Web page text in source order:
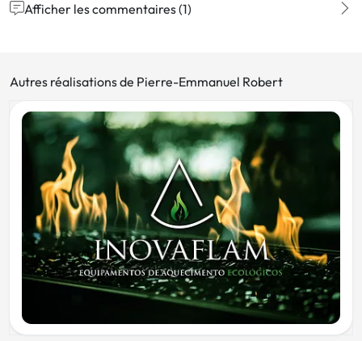
Afficher les commentaires (1)
Autres réalisations de Pierre-Emmanuel Robert